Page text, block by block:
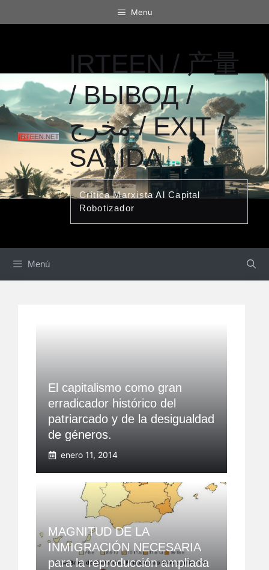
al
Menu
IRTEEN / 产量
/ ВЫВОД /
مخرج / EXIT /
SALIDA
Crítica Marxista Al Capital
Robotizador
Menú
El capitalismo como gran
erradicador histórico del
patriarcado y de la desigualdad
de géneros.
enero 11, 2014
MAGNITUD DE LA
INMIGRACIÓN NECESARIA
para la reproducción ampliada